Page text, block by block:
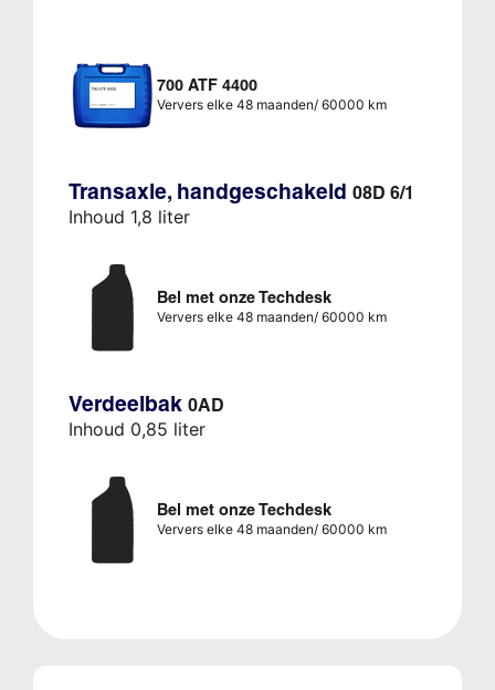
700 ATF 4400
Ververs elke 48 maanden/ 60000 km
Transaxle, handgeschakeld 08D 6/1
Inhoud 1,8 liter
Bel met onze Techdesk
Ververs elke 48 maanden/ 60000 km
Verdeelbak 0AD
Inhoud 0,85 liter
Bel met onze Techdesk
Ververs elke 48 maanden/ 60000 km